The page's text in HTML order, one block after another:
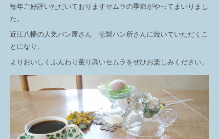
毎年ご好評いただいておりますセムラの季節がやってまいりまし
た。
近江八幡の人気パン屋さん 壱製パン所さんに焼いていただくこ
とになり、
よりおいしくふんわり薫り高いセムラをぜひお楽しみください。